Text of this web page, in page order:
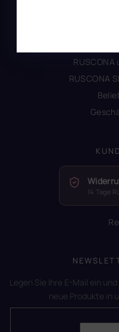
Alles
RUSCONA
14 Tage
Legen Sie Ihre E-Mail ein
neue Produkte in